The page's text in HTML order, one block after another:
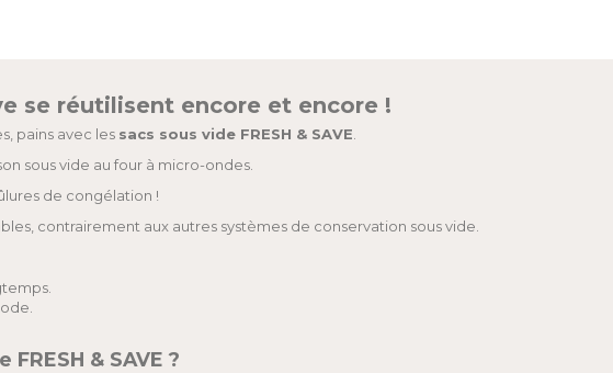
se réutilisent encore et encore !
pains avec les sacs sous vide FRESH & SAVE
sous vide au four à micro-ondes.
de congélation !
contrairement aux autres systèmes de conservation sous vide.
& SAVE ?